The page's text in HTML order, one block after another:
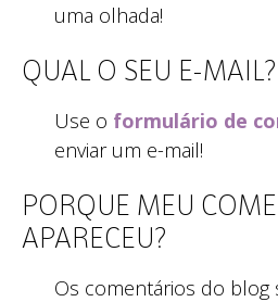
uma olhada!
QUAL O SEU E-MAIL?
Use o formulário de
enviar um e-mail!
PORQUE MEU
APARECEU?
Os comentários do blog